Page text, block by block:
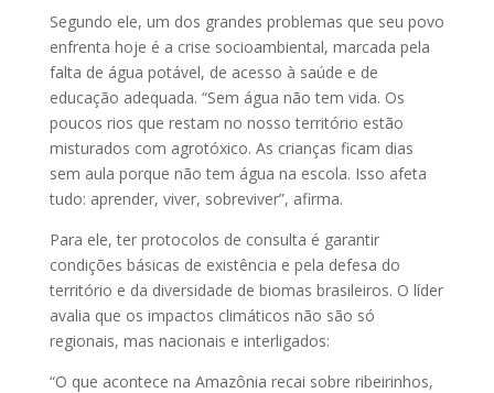
Segundo ele, um dos grandes problemas que seu povo
enfrenta hoje é a crise socioambiental, marcada pela
falta de água potável, de acesso à saúde e de
educação adequada. “Sem água não tem vida. Os
poucos rios que restam no nosso território estão
misturados com agrotóxico. As crianças ficam dias
sem aula porque não tem água na escola. Isso afeta
tudo: aprender, viver, sobreviver”, afirma.
Para ele, ter protocolos de consulta é garantir
condições básicas de existência e pela defesa do
território e da diversidade de biomas brasileiros. O líder
avalia que os impactos climáticos não são só
regionais, mas nacionais e interligados:
“O que acontece na Amazônia recai sobre ribeirinhos,